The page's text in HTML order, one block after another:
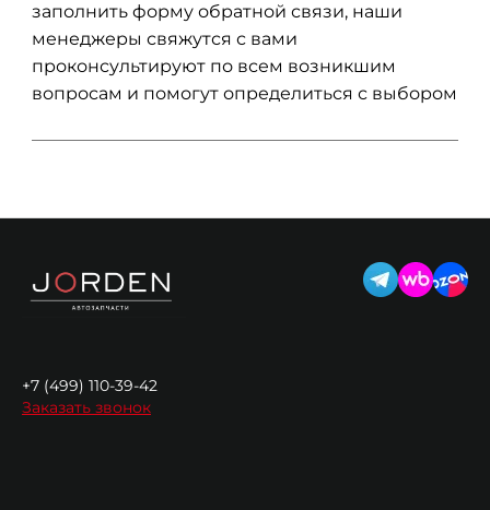
заполнить форму обратной связи, наши
менеджеры свяжутся с вами
проконсультируют по всем возникшим
вопросам и помогут определиться с выбором
+7 (499) 110-39-42
Заказать звонок